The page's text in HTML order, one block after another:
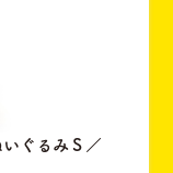
ぐるみＳ／